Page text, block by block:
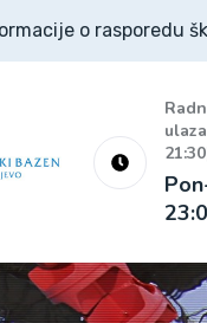
o rasporedu